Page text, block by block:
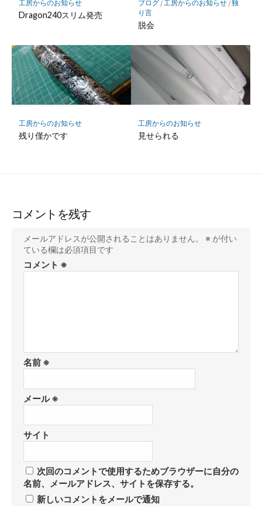
工房からのお知らせ
Dragon240スリム発売
ブログ/ 工房からのお知らせ/独
り言
脱会
工房からのお知らせ
残り僅かです
工房からのお知らせ
見せられる
コメントを残す
メールアドレスが公開されることはありません。 ※ が付い
ている欄は必須項目です
コメント ※
名前 ※
メール※
サイト
次回のコメントで使用するためブラウザーに自分の
名前、メールアドレス、サイトを保存する。
新しいコメントをメールで通知